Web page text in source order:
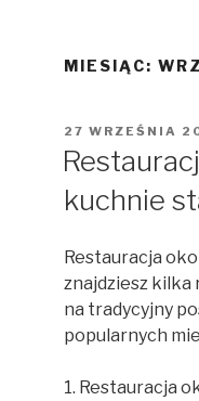
MIESIĄC:
OPUBLIKOWANE
W
27 WRZEŚNIA
kuchnie
Restauracja
znajdziesz kilka
na tradycyjny
popularnych
1. Restauracja